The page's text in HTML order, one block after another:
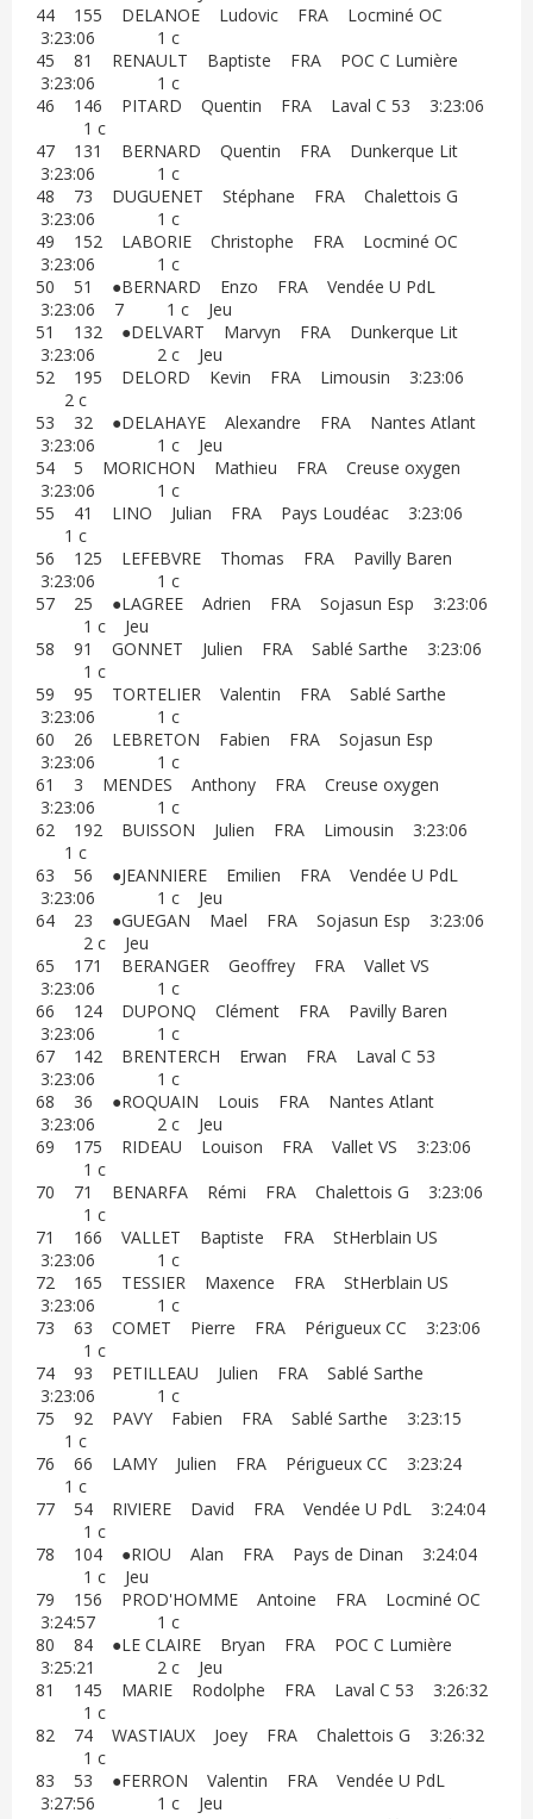
44 155 DELANOE Ludovic FRA Locminé OC
3:23:06 1 c
45 81 RENAULT Baptiste FRA POC C Lumière
3:23:06 1 c
46 146 PITARD Quentin FRA Laval C 53 3:23:06
1 c
47 131 BERNARD Quentin FRA Dunkerque Lit
3:23:06 1 c
48 73 DUGUENET Stéphane FRA Chalettois G
3:23:06 1 c
49 152 LABORIE Christophe FRA Locminé OC
3:23:06 1 c
50 51 ●BERNARD Enzo FRA Vendée U PdL
3:23:06 7 1 c Jeu
51 132 ●DELVART Marvyn FRA Dunkerque Lit
3:23:06 2 c Jeu
52 195 DELORD Kevin FRA Limousin 3:23:06
2 c
53 32 ●DELAHAYE Alexandre FRA Nantes Atlant
3:23:06 1 c Jeu
54 5 MORICHON Mathieu FRA Creuse oxygen
3:23:06 1 c
55 41 LINO Julian FRA Pays Loudéac 3:23:06
1 c
56 125 LEFEBVRE Thomas FRA Pavilly Baren
3:23:06 1 c
57 25 ●LAGREE Adrien FRA Sojasun Esp 3:23:06
1 c Jeu
58 91 GONNET Julien FRA Sablé Sarthe 3:23:06
1 c
59 95 TORTELIER Valentin FRA Sablé Sarthe
3:23:06 1 c
60 26 LEBRETON Fabien FRA Sojasun Esp
3:23:06 1 c
61 3 MENDES Anthony FRA Creuse oxygen
3:23:06 1 c
62 192 BUISSON Julien FRA Limousin 3:23:06
1 c
63 56 ●JEANNIERE Emilien FRA Vendée U PdL
3:23:06 1 c Jeu
64 23 ●GUEGAN Mael FRA Sojasun Esp 3:23:06
2 c Jeu
65 171 BERANGER Geoffrey FRA Vallet VS
3:23:06 1 c
66 124 DUPONQ Clément FRA Pavilly Baren
3:23:06 1 c
67 142 BRENTERCH Erwan FRA Laval C 53
3:23:06 1 c
68 36 ●ROQUAIN Louis FRA Nantes Atlant
3:23:06 2 c Jeu
69 175 RIDEAU Louison FRA Vallet VS 3:23:06
1 c
70 71 BENARFA Rémi FRA Chalettois G 3:23:06
1 c
71 166 VALLET Baptiste FRA StHerblain US
3:23:06 1 c
72 165 TESSIER Maxence FRA StHerblain US
3:23:06 1 c
73 63 COMET Pierre FRA Périgueux CC 3:23:06
1 c
74 93 PETILLEAU Julien FRA Sablé Sarthe
3:23:06 1 c
75 92 PAVY Fabien FRA Sablé Sarthe 3:23:15
1 c
76 66 LAMY Julien FRA Périgueux CC 3:23:24
1 c
77 54 RIVIERE David FRA Vendée U PdL 3:24:04
1 c
78 104 ●RIOU Alan FRA Pays de Dinan 3:24:04
1 c Jeu
79 156 PROD'HOMME Antoine FRA Locminé OC
3:24:57 1 c
80 84 ●LE CLAIRE Bryan FRA POC C Lumière
3:25:21 2 c Jeu
81 145 MARIE Rodolphe FRA Laval C 53 3:26:32
1 c
82 74 WASTIAUX Joey FRA Chalettois G 3:26:32
1 c
83 53 ●FERRON Valentin FRA Vendée U PdL
3:27:56 1 c Jeu